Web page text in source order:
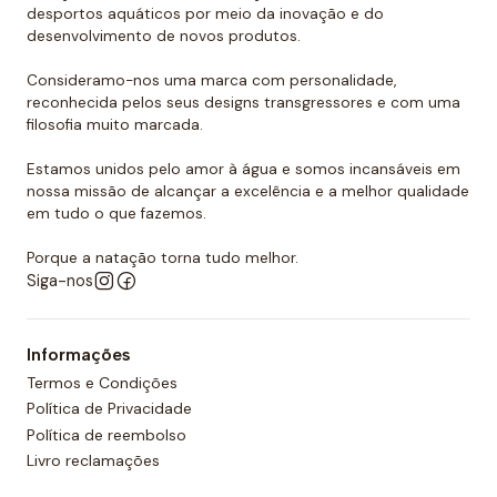
por isso que todas as nossas toucas de polo
aquático são feitas com costura dupla reforçada para
promover a sua resistência. É por todas essas razões
que podemos dizer que as toucas de polo aquático
Turbo são as mais resistentes do mercado.
Quer comprar um touca de polo
aquático?
Você já encontrou a loja onde pode comprar todos
os equipamentos necessários para o polo aquático,
todo de alta qualidade e garante as melhores
condições para a prática de qualquer desporto
aquático. Temos também uma grande variedade de
designs, cores e, claro, tamanhos. Confira nossa ampla
desportos aquáticos por meio da inovação e do
desenvolvimento de novos produtos.
Consideramo-nos uma marca com personalidade,
reconhecida pelos seus designs transgressores e com uma
filosofia muito marcada.
Estamos unidos pelo amor à água e somos incansáveis em
nossa missão de alcançar a excelência e a melhor qualidade
em tudo o que fazemos.
Porque a natação torna tudo melhor.
Siga-nos
Informações
Termos e Condições
Política de Privacidade
Política de reembolso
Livro reclamações